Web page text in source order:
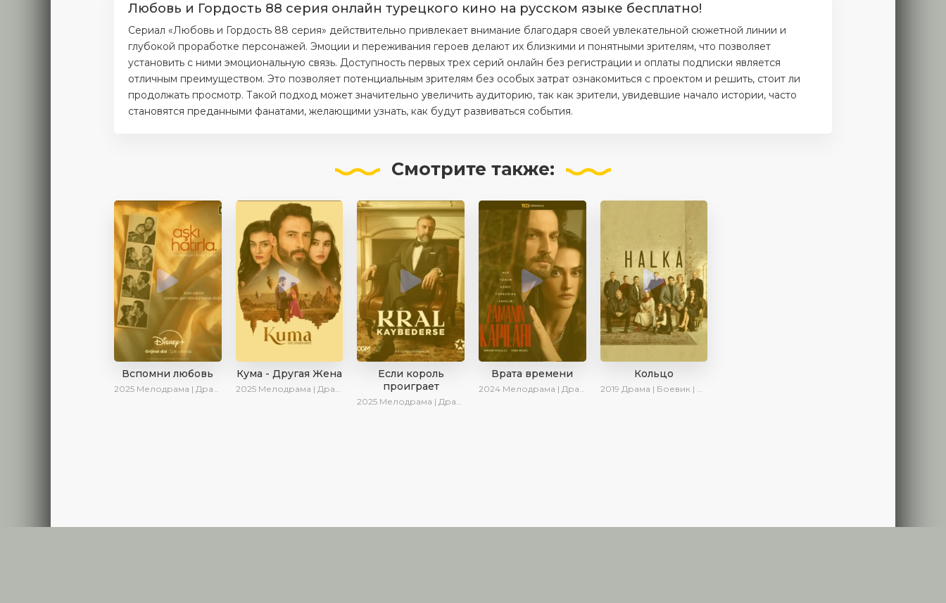
Любовь и Гордость 88 серия онлайн турецкого кино на русском языке бесплатно!
Сериал «Любовь и Гордость 88 серия» действительно привлекает внимание благодаря своей увлекательной сюжетной линии и
глубокой проработке персонажей. Эмоции и переживания героев делают их близкими и понятными зрителям, что позволяет
установить с ними эмоциональную связь. Доступность первых трех серий онлайн без регистрации и оплаты подписки является
отличным преимуществом. Это позволяет потенциальным зрителям без особых затрат ознакомиться с проектом и решить, стоит ли
продолжать просмотр. Такой подход может значительно увеличить аудиторию, так как зрители, увидевшие начало истории, часто
становятся преданными фанатами, желающими узнать, как будут развиваться события.
Смотрите также:
Вспомни любовь
2025 Мелодрама | Драма | Детектив | Комедия | Новинки | Сериалы 2025
Кума - Другая Жена
2025 Мелодрама | Драма | Новинки | Сериалы 2025
Если король
проиграет
2025 Мелодрама | Драма | SesDizi | Ирина Котова | AlisaDirilis | Turok1990 | Новинки | Сериалы 2025
Врата времени
2024 Мелодрама | Драма | Сериалы 2024
Кольцо
2019 Драма | Боевик | Криминал